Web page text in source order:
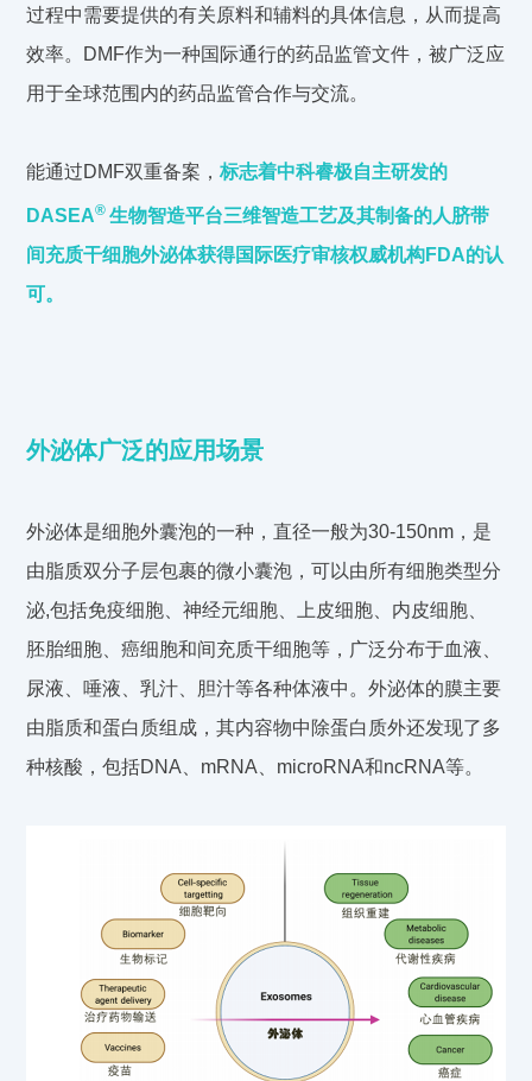
过程中需要提供的有关原料和辅料的具体信息，从而提高
效率。DMF作为一种国际通行的药品监管文件，被广泛应
用于全球范围内的药品监管合作与交流。
能通过DMF双重备案，标志着中科睿极自主研发的
DAS EA® 生物智造平台三维智造工艺及其制备的人脐带
间充质干细胞外泌体获得国际医疗审核权威机构FDA的认
可。
外泌体广泛的应用场景
外泌体是细胞外囊泡的一种，直径一般为30-150nm，是
由脂质双分子层包裹的微小囊泡，可以由所有细胞类型分
泌,包括免疫细胞、神经元细胞、上皮细胞、内皮细胞、
胚胎细胞、癌细胞和间充质干细胞等，广泛分布于血液、
尿液、唾液、乳汁、胆汁等各种体液中。外泌体的膜主要
由脂质和蛋白质组成，其内容物中除蛋白质外还发现了多
种核酸，包括DNA、mRNA、microRNA和ncRNA等。